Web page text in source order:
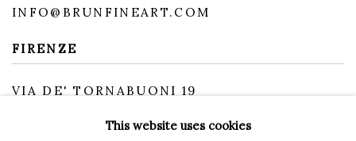
INFO@BRUNFINEART.COM
FIRENZE
VIA DE' TORNABUONI 19
BY APPOINTMENTThis website uses cookies